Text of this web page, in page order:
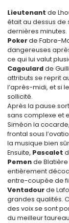
Lieutenant de
était au dessus de
dernières minutes.
Pokerde Fabre-
dangereuses
ce qui lui valut
Cagoulardde
attributs se reprit
l’après-midi, et si
sollicité.
Après la pause
sans complexe et
Siméon la
frontal sous
la musique bien
Ensuite, Pascalet
Pemende
entièrement
entre-coupée de
Ventadourde
grandes qualités.
des voix se sont
du meilleur